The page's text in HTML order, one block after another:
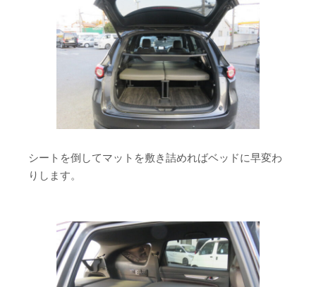
シートを倒してマットを敷き詰めればベッドに早変わ
りします。